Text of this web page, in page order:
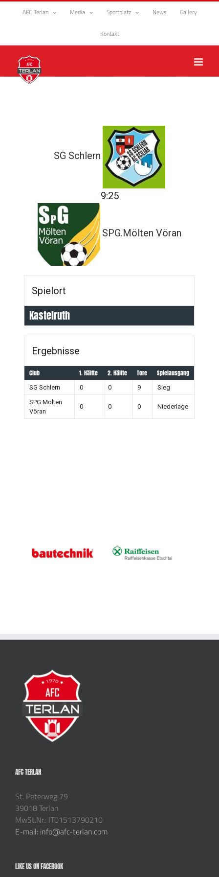
Zum
AFC Terlan Media Sportplatz News Gallery
Kontakt
SG Schlern
9:25
SPG.Mölten Vöran
Spielort
Kastelruth
Ergebnisse
Club 1. Hälfte 2. Hälfte Tore Spielausgang
SG Schlern 0 0 9
Sieg
SPG.Mölten
Vöran
0 0 0 Niederlage
AFC TERLAN
St. Peterweg 79
39018 Terlan
MwSt.Nr.: IT01513790210
E-mail: info@afc-terlan.com
LIKE US ON FACEBOOK